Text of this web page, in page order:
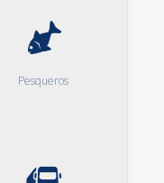
Pesqueros